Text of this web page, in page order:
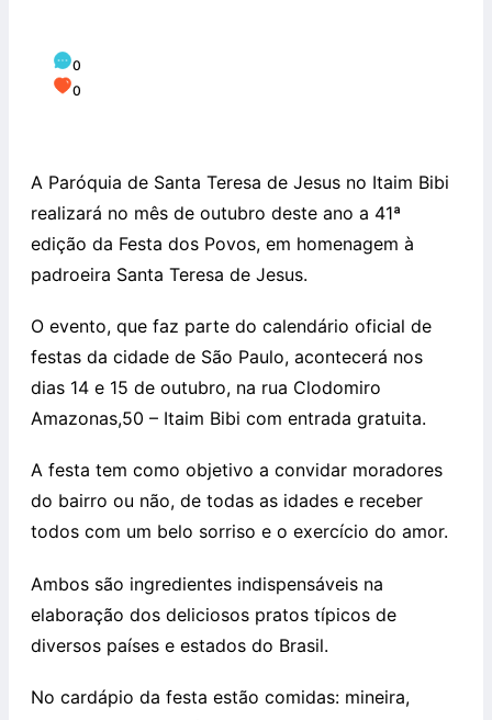
0
0
A Paróquia de Santa Teresa de Jesus no Itaim Bibi
realizará no mês de outubro deste ano a 41ª
edição da Festa dos Povos, em homenagem à
padroeira Santa Teresa de Jesus.
O evento, que faz parte do calendário oficial de
festas da cidade de São Paulo, acontecerá nos
dias 14 e 15 de outubro, na rua Clodomiro
Amazonas,50 – Itaim Bibi com entrada gratuita.
A festa tem como objetivo a convidar moradores
do bairro ou não, de todas as idades e receber
todos com um belo sorriso e o exercício do amor.
Ambos são ingredientes indispensáveis na
elaboração dos deliciosos pratos típicos de
diversos países e estados do Brasil.
No cardápio da festa estão comidas: mineira,